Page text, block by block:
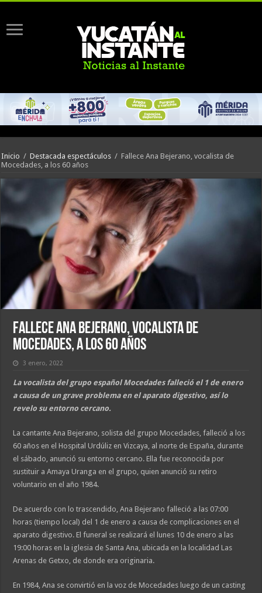
Inicio / Destacada espectáculos / Fallece Ana Bejerano, vocalista de
Mocedades, a los 60 años
Fallece Ana Bejerano, vocalista de
Mocedades, a los 60 años
3 enero, 2022
La vocalista del grupo español Mocedades falleció el 1 de enero
a causa de un grave problema en el aparato digestivo, así lo
revelo su entorno cercano.
La cantante Ana Bejerano, solista del grupo Mocedades, falleció a los
60 años en el Hospital Urdúliz en Vizcaya, al norte de España, durante
el sábado, anunció su entorno cercano. Ella fue reconocida por
sustituir a Amaya Uranga en el grupo, quien anunció su retiro
voluntario en el año 1984.
De acuerdo con lo trascendido, Ana Bejerano falleció a las 07:00
horas (tiempo local) del 1 de enero a causa de complicaciones en el
aparato digestivo. El funeral se realizará el lunes 10 de enero a las
19:00 horas en la iglesia de Santa Ana, ubicada en la localidad Las
Arenas de Getxo, de donde era originaria.
En 1984, Ana se convirtió en la voz de Mocedades luego de un casting